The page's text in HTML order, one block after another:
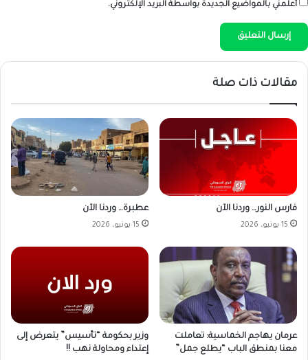
أعلمني بالمواضيع الجديدة بواسطة البريد الإلكتروني.
مقالات ذات صلة
فارس النور… وردنا الآن
15 يونيو، 2026
عطبرة… وردنا الآن
15 يونيو، 2026
عرمان يهاجم الخماسية: تعاملت
معنا بمنطق الباب “يطلع جمل”
وزير بحكومة “تأسيس” يتعرض إلى
إعتداء ومحاولة نهب !!